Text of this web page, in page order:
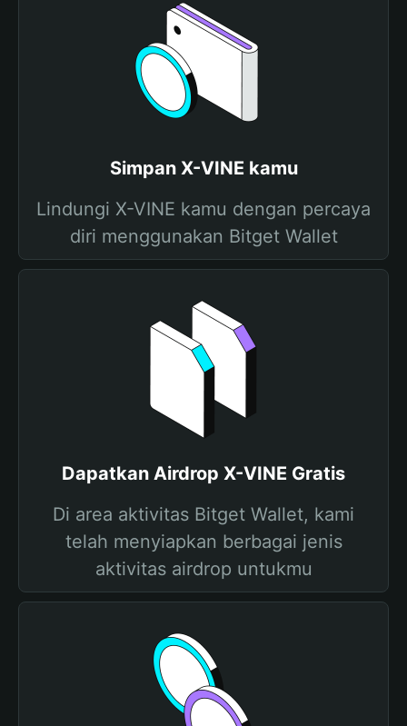
Simpan X-VINE kamu
Lindungi X-VINE kamu dengan percaya
diri menggunakan Bitget Wallet
Dapatkan Airdrop X-VINE Gratis
Di area aktivitas Bitget Wallet, kami
telah menyiapkan berbagai jenis
aktivitas airdrop untukmu